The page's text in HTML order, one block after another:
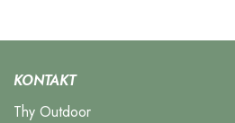
KONTAKT
Thy Outdoor